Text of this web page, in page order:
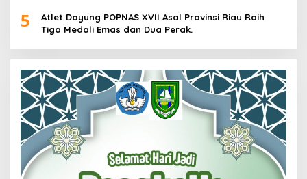
5
Atlet Dayung POPNAS XVII Asal Provinsi Riau Raih
Tiga Medali Emas dan Dua Perak.